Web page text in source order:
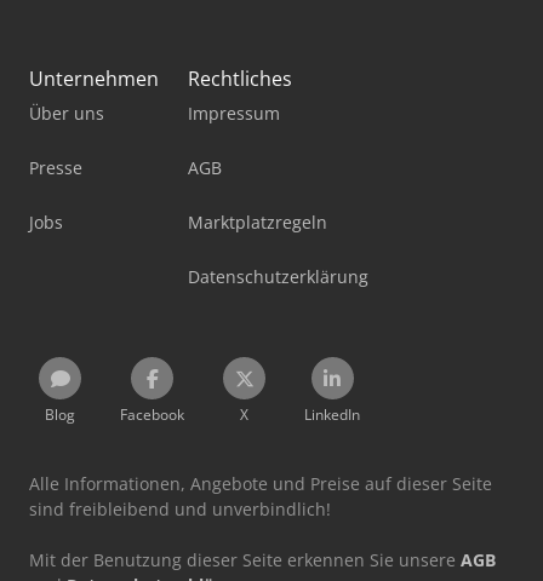
Unternehmen
Über uns
Presse
Jobs
Rechtliches
Impressum
AGB
Marktplatzregeln
Datenschutzerklärung
Blog Facebook X LinkedIn
Alle Informationen, Angebote und Preise auf dieser Seite
sind freibleibend und unverbindlich!
Mit der Benutzung dieser Seite erkennen Sie unsere AGB